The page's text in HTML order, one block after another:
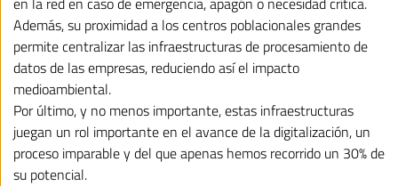
Además, su proximidad a los centros poblacionales grandes
permite centralizar las infraestructuras de procesamiento de
datos de las empresas, reduciendo así el impacto
medioambiental.
Por último, y no menos importante, estas infraestructuras
juegan un rol importante en el avance de la digitalización, un
proceso imparable y del que apenas hemos recorrido un 30% de
su potencial.